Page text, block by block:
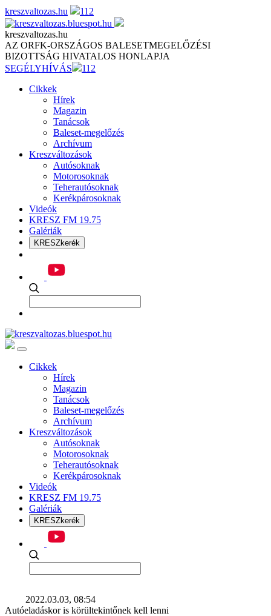
Skip
to
content
kreszvaltozas.hu 112
kreszvaltozas.hu
AZ ORFK-ORSZÁGOS BALESETMEGELŐZÉSI
BIZOTTSÁG HIVATALOS HONLAPJA
SEGÉLYHÍVÁS
112
Cikkek
Hírek
Magazin
Tanácsok
Baleset-megelőzés
Archívum
Kreszváltozások
Autósoknak
Motorosoknak
Teherautósoknak
Kerékpárosoknak
Videók
KRESZ FM 19.75
Galériák
KRESZkerék
Cikkek
Hírek
Magazin
Tanácsok
Baleset-megelőzés
Archívum
Kreszváltozások
Autósoknak
Motorosoknak
Teherautósoknak
Kerékpárosoknak
Videók
KRESZ FM 19.75
Galériák
KRESZkerék
2022.03.03, 08:54
Autóeladáskor is körültekintőnek kell lenni